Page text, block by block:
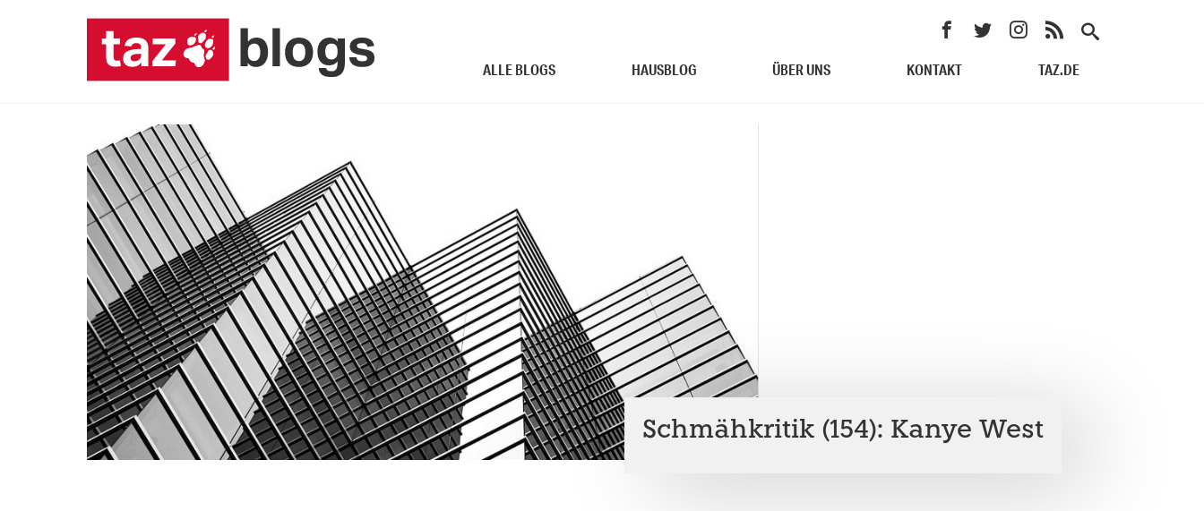
ALLE BLOGS HAUSBLOG ÜBER UNS KONTAKT TAZ.DE
Schmähkritik (154): Kanye West